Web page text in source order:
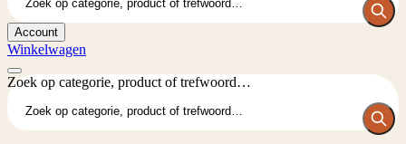
Account
Winkelwagen
Zoek op categorie, product of trefwoord…